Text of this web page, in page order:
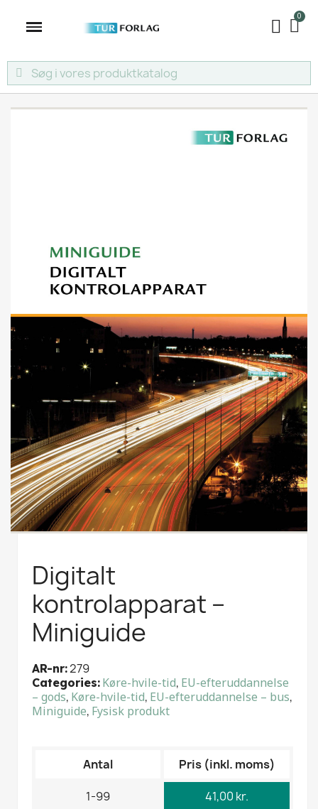
Digitalt
kontrolapparat –
Miniguide
AR-nr 279
Categories Køre-hvile-tid, EU-efteruddannelse
– gods, Køre-hvile-tid, EU-efteruddannelse – bus,
Miniguide, Fysisk produkt
Antal Pris (inkl. moms)
1-99 41,00 kr.